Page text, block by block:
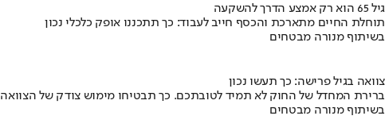
גיל 65 הוא רק אמצע הדרך להשקעה
תוחלת החיים מתארכת והכסף חייב לעבוד: כך תתכננו אופק כלכלי נכון
בשיתוף מנורה מבטחים
צוואה בגיל פרישה: כך תעשו נכון
ברירת המחדל של החוק לא תמיד לטובתכם. כך תבטיחו מימוש צודק של הצוואה
בשיתוף מנורה מבטחים